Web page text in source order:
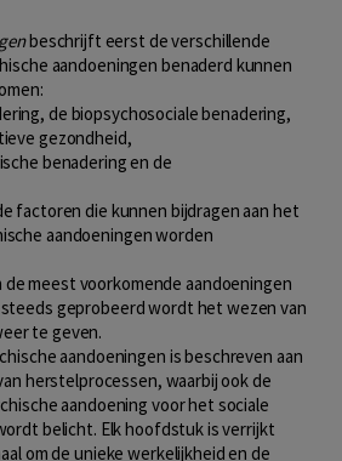
beschrijft eerst de verschillende
aandoeningen benaderd kunnen
de biopsychosociale benadering,
gezondheid,
benadering en de
factoren die kunnen bijdragen aan het
aandoeningen worden
meest voorkomende aandoeningen
geprobeerd wordt het wezen van
te geven.
aandoeningen is beschreven aan
herstelprocessen, waarbij ook de
aandoening voor het sociale
belicht. Elk hoofdstuk is verrijkt
om de unieke werkelijkheid en de